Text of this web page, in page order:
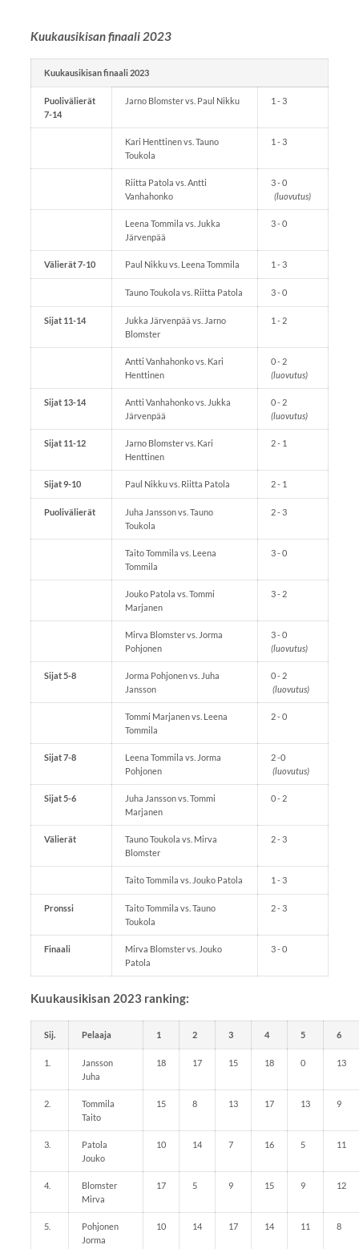
Kuukausikisan finaali 2023
Kuukausikisan finaali 2023
Puolivälierät
7-14
Jarno Blomster vs. Paul Nikku 1 - 3
Kari Henttinen vs. Tauno
Toukola
1 - 3
Riitta Patola vs. Antti
Vanhahonko
3 - 0
(luovutus)
Leena Tommila vs. Jukka
Järvenpää
3 - 0
Välierät 7-10 Paul Nikku vs. Leena Tommila 1 - 3
Tauno Toukola vs. Riitta Patola 3 - 0
Sijat 11-14
Jukka Järvenpää vs. Jarno
Blomster
1 - 2
Antti Vanhahonko vs. Kari
Henttinen
0 - 2
(luovutus)
Sijat 13-14
Antti Vanhahonko vs. Jukka
Järvenpää
0 - 2
(luovutus)
Sijat 11-12
Jarno Blomster vs. Kari
Henttinen
2 - 1
Sijat 9-10 Paul Nikku vs. Riitta Patola 2 - 1
Puolivälierät
Juha Jansson vs. Tauno
Toukola
2 - 3
Taito Tommila vs. Leena
Tommila
3 - 0
Jouko Patola vs. Tommi
Marjanen
3 - 2
Mirva Blomster vs. Jorma
Pohjonen
3 - 0
(luovutus)
Sijat 5-8
Jorma Pohjonen vs. Juha
Jansson
0 - 2
(luovutus)
Tommi Marjanen vs. Leena
Tommila
2 - 0
Sijat 7-8
Leena Tommila vs. Jorma
Pohjonen
2 -0
(luovutus)
Sijat 5-6
Juha Jansson vs. Tommi
Marjanen
0 - 2
Välierät
Tauno Toukola vs. Mirva
Blomster
2 - 3
Taito Tommila vs. Jouko Patola 1 - 3
Pronssi
Taito Tommila vs. Tauno
Toukola
2 - 3
Finaali
Mirva Blomster vs. Jouko
Patola
3 - 0
Kuukausikisan 2023 ranking:
Sij. Pelaaja 1 2 3 4 5 6
1.
Jansson
Juha
18 17 15 18 0 13
2.
Tommila
Taito
15 8 13 17 13 9
3.
Patola
Jouko
10 14 7 16 5 11
4.
Blomster
Mirva
17 5 9 15 9 12
5.
Pohjonen
Jorma
10 14 17 14 11 8